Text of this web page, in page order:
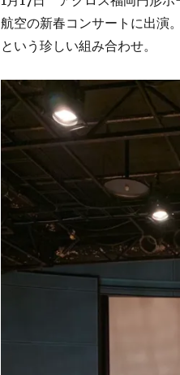
航空の新春コンサートに
という珍しい組み合わせ。